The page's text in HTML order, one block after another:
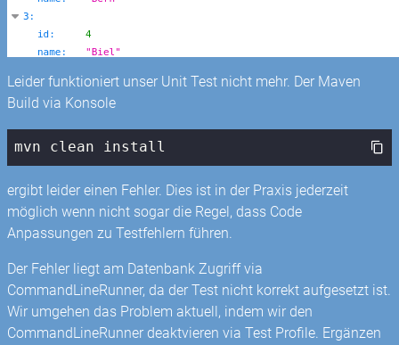
Leider funktioniert unser Unit Test nicht mehr. Der Maven
Build via Konsole
mvn clean install
ergibt leider einen Fehler. Dies ist in der Praxis jederzeit
möglich wenn nicht sogar die Regel, dass Code
Anpassungen zu Testfehlern führen.
Der Fehler liegt am Datenbank Zugriff via
CommandLineRunner, da der Test nicht korrekt aufgesetzt ist.
Wir umgehen das Problem aktuell, indem wir den
CommandLineRunner deaktvieren via Test Profile. Ergänzen